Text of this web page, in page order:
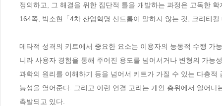
정의하고, 그 해결을 위한 집단적 틀을 개발하는 과정은 고독한
164쪽, 박소현「4차 산업혁명 신드롬이 말하지 않는 것, 크리티
메타적 성격의 키트에서 중요한 요소는 이용자의 능동적 수행 가
니라 사용자 경험을 통해 주어진 용도를 넘어서거나 변형의 가능
과학의 원리를 이해하기 등을 넘어서 키트가 가질 수 있는 다층적
능성을 열어준다. 그리고 이런 연결 고리는 개인 층위에서 일어
촉발되고 있다.